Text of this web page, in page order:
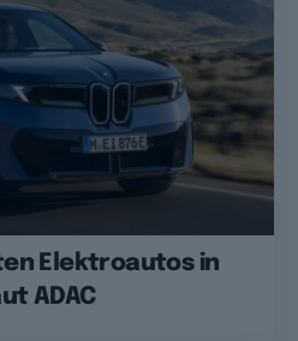
Elektroautos in
ADAC